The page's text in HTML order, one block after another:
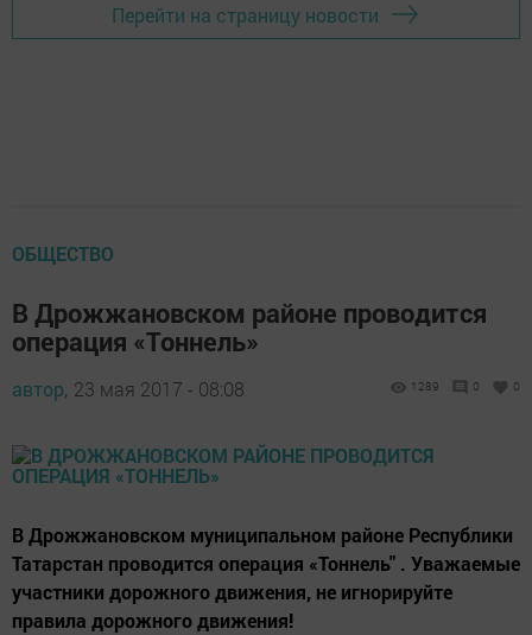
Перейти на страницу новости
ОБЩЕСТВО
В Дрожжановском районе проводится
операция «Тоннель»
автор, 23 мая 2017 - 08:08 1289 0 0
В Дрожжановском муниципальном районе Республики
Татарстан проводится операция «Тоннель" . Уважаемые
участники дорожного движения, не игнорируйте
правила дорожного движения!